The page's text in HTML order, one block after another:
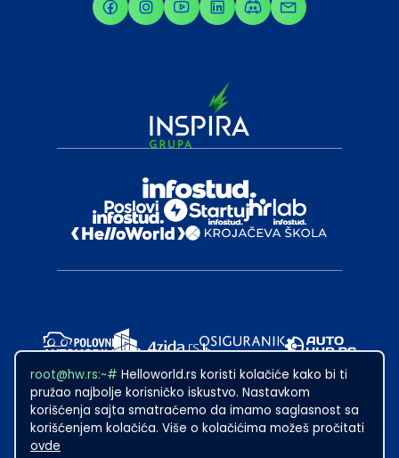
root@hw.rs:~# Helloworld.rs koristi kolačiće kako bi ti
pružao najbolje korisničko iskustvo. Nastavkom
korišćenja sajta smatraćemo da imamo saglasnost sa
korišćenjem kolačića. Više o kolačićima možeš pročitati
ovde